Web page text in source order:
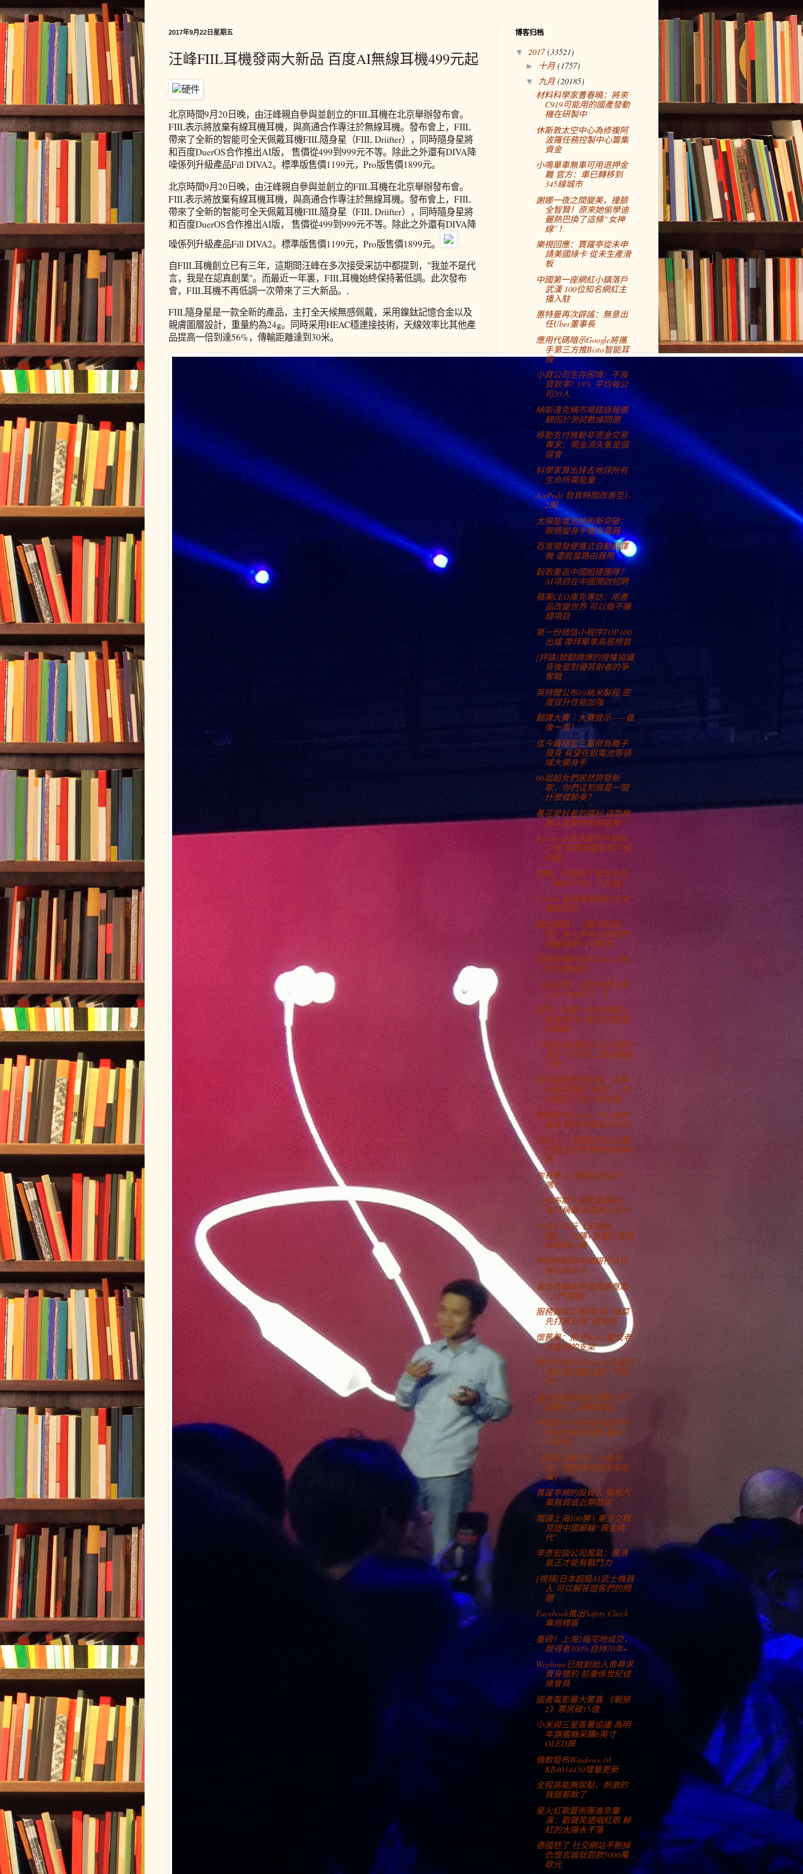
2017年9月22日星期五
汪峰FIIL耳機發兩大新品 百度AI無線耳機499元起
北京時間9月20日晚，由汪峰親自參與並創立的FIIL耳機在北京舉辦發布會。
FIIL表示將放棄有線耳機耳機，與高通合作專注於無線耳機。發布會上，FIIL
帶來了全新的智能可全天佩戴耳機FIIL隨身星（FIIL Driifter），同時隨身星將
和百度DuerOS合作推出AI版， 售價從499到999元不等。除此之外還有DIVA降
噪係列升級產品Fill DIVA2。標準版售價1199元，Pro版售價1899元。
北京時間9月20日晚，由汪峰親自參與並創立的FIIL耳機在北京舉辦發布會。
FIIL表示將放棄有線耳機耳機，與高通合作專注於無線耳機。發布會上，FIIL
帶來了全新的智能可全天佩戴耳機FIIL隨身星（FIIL Driifter），同時隨身星將
和百度DuerOS合作推出AI版， 售價從499到999元不等。除此之外還有DIVA降
噪係列升級產品Fill DIVA2。標準版售價1199元，Pro版售價1899元。
自FIIL耳機創立已有三年，這期間汪峰在多次接受采訪中都提到，"我並不是代
言，我是在認真創業"。而最近一年裏，FIIL耳機始終保持著低調。此次發布
會，FIIL耳機不再低調一次帶來了三大新品。,
FIIL隨身星是一款全新的產品，主打全天候無感佩戴，采用鎳鈦記憶合金以及
親膚圖層設計，重量約為24g。同時采用HEAC穩連接技術，天線效率比其他產
品提高一倍到達56%，傳輸距離達到30米。
博客归档
▼ 2017(33521)
► 十月(1757)
▼ 九月(20185)
材料科學家曹春曉：將來
C919可能用的國產發動
機在研製中
休斯敦太空中心為修複阿
波羅任務控製中心籌集
資金
小鳴單車無車可用退押金
難 官方：車已轉移到
345線城市
謝娜一夜之間變美，撞臉
全智賢！原來她偷學迪
麗熱巴換了這條“女神
線”！
樂視回應：賈躍亭從未申
請美國綠卡 從未生產滑
板
中國第一座網紅小鎮落戶
武漢 100位知名網紅主
播入駐
惠特曼再次辟謠：無意出
任Uber董事長
應用代碼暗示Google將攜
手第三方推Bisto智能耳
機
小貸公司生存困境：不良
貸款率7.18% 平均每公
司20人
納斯達克稱市場錯誤報價
歸因於測試數據問題
移動支付推動非現金交易
專家：現金消失隻是個
誤會
科學家算出抹去地球所有
生命所需能量
AirPods 發貨時間改善至1-
2周
太陽能電池技術新突破：
眼鏡變身手機充電器
百度開發便攜式自動翻譯
機 還能當路由器用
穀歌重返中國組建團隊？
AI項目在中國開啟招聘
蘋果CEO庫克專訪：用產
品改變世界 可以做不賺
錢項目
第一份微信小程序TOP100
出爐 摩拜單車高居榜首
[評論]掀翻微博的授權協議
背後是對優質創者的爭
奪戰
英特爾公布10納米製程 密
度提升性能加強
翻譯大賽｜大賽提示——最
後一周！
迄今最穩定三電荷負離子
現身 有望在鋁電池等領
域大顯身手
06屆超女們居然齊發新
歌，你們這到底是一個
什麼樣節奏？
養花愛好者的福利 這款機
器人會幫你照顧植物
Facebook月活躍用戶突破
20億 發展中國家用戶成
關鍵
抱歉，你期待了那麼久的
「黃皮子墳」不及格！
Python 是增長最快的主流
編程語言
劇史最高：《權力的遊
戲》第七季第七集收視
總量高達1650萬次
微軟新專利暗示Surface智
能手機細節
【毀三觀｜這些中國人良
心大大地壞了！】
調查：相當一部分美國人
願意為1000美元泄露隱
私數據
“到銀行取錢的人比存錢的
還多”在今年二季度再度
上演
王菲姚晨們的首選，這家
神秘的網紅“醫院”，在
中國到了第20個年頭
微軟發布Surface Plus銷售
套餐 提供多個支付方式
OKCoin：即刻起停止注冊
充值 並逐步關停相關業
務
你有患上“戰狼2綜合症”
嗎？
《福布斯》最新富豪榜：
蓋茨稱雄 馬雲華人第一
14歲少年玩《王者榮
耀》：內購+直播打賞花
掉母親10萬
中國移動與中國銀行合作
推出聯名卡
電信詐騙舍常規套路竟敢
“上門服務”
服務員穿二維碼T恤“催菜
先打賞五塊”遭質疑
懷舊風：把 iPhone 變成老
式電視的支架
鄭州生產的iPhone 8先運至
海外再回國內賣？不需
要
這部荒誕詭異充滿野心的
國產片，看著真爽！
中國新一代中低速磁浮列
車完成運行試驗 最快1
年投產
【緊急召集令】 火焰攻
城，請各路英雄速來助
陣！
賈躍亭頻約投資人 樂視汽
車融資或近期敲定
閱讀上海100勝 | 東方之睛
見證中國郵輪“黃金時
代”
李彥宏談公司風氣：風清
氣正才能有戰鬥力
[視頻]日本超級AI武士機器
人 可以解答遊客們的問
題
Facebook推出Safety Check
專用標簽
重磅！上海2幅宅地成交，
競得者100%自持70年~
Wephone已故創始人曾尋求
賣身獵豹 前妻係世紀佳
緣會員
國產電影最大驚喜 《戰狼
2》票房破15億
小米與三星簽署協議 為明
年旗艦機采購6英寸
OLED屏
微軟發布Windows 10
KB4034450增量更新
全程高能無尿點，刺激的
我腿都軟了
星火紅歌藝術團進京彙
演：歡聲笑語唱紅歌 鮮
紅的太陽永不落
德國怒了 社交網站不刪掉
仇恨言論就罰款5000萬
歐元